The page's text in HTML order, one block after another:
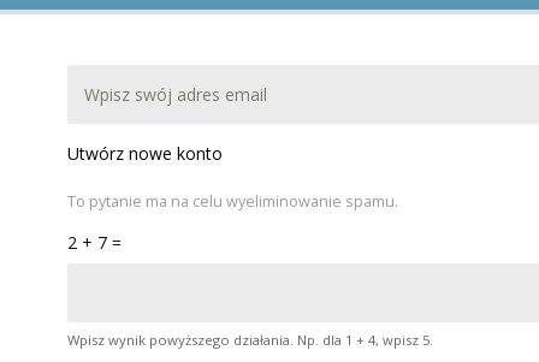
Utwórz nowe konto
To pytanie ma na celu wyeliminowanie spamu.
2 + 7 =
Wpisz wynik powyższego działania. Np. dla 1 + 4, wpisz 5.